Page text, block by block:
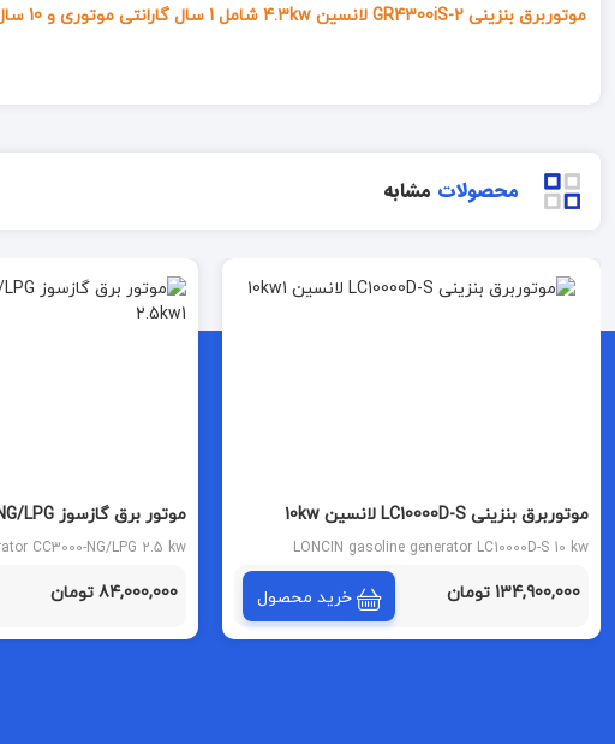
موتوربرق بنزینی GR4300iS-2 لانسین 4.3kw شامل 1 سال گارانتی موتوری و 10 سال خدمات پس از فروش می باشد .
محصولات مشابه
موتوربرق بنزینی LC10000D-S لانسین 10kw
LONCIN gasoline generator LC10000D-S 10 kw
134,900,000 تومان خرید محصول
2.5kw
CC3000-NG/LPG 2.5 kw
84,000,000 تومان